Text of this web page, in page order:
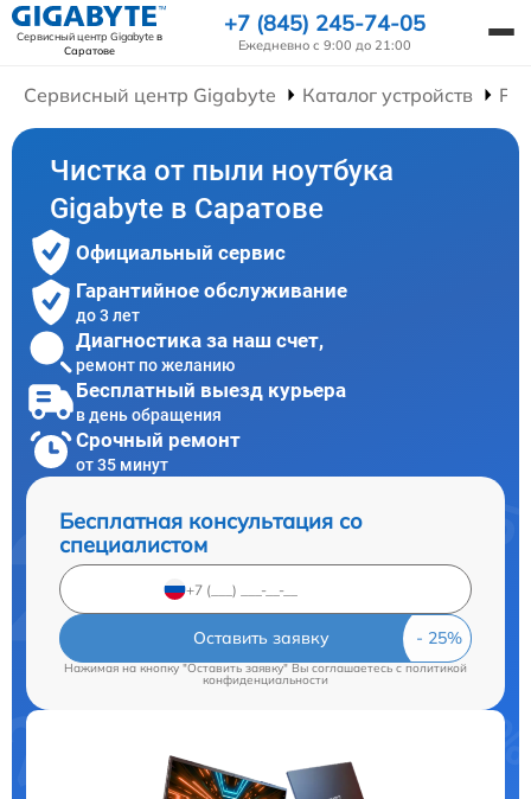
Сервисный центр Gigabyteв
Саратове
+7 (845) 245-74-05
Ежедневно с 9:00 до 21:00
Сервисный центр Gigabyte Каталог устройств
Чистка от пыли ноутбука
Gigabyte в Саратове
Официальный сервис
Гарантийное обслуживание
до 3 лет
Диагностика за наш счет,
ремонт по желанию
Бесплатный выезд курьера
в день обращения
Срочный ремонт
от 35 минут
Бесплатная консультация со
специалистом
Оставить заявку
Нажимая на кнопку "Оставить заявку" Вы соглашаетесь c политикой
конфиденциальности